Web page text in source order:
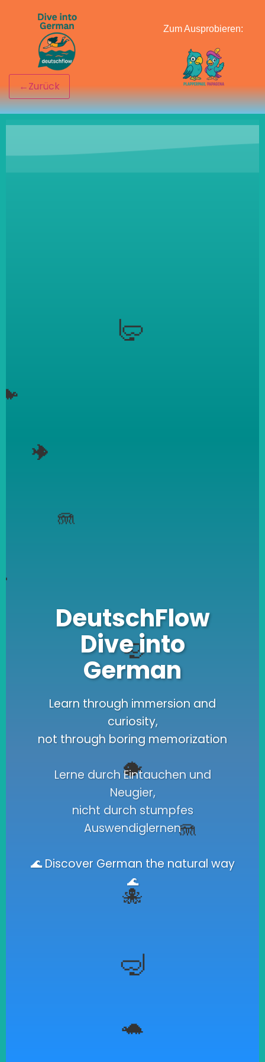
Zum Ausprobieren:
🤿
🤿
🐠
🐡
🦈
🐙
🐢
🐢
🪼
🪼
DeutschFlow
Dive into
German
Learn through immersion and
curiosity,
not through boring memorization
Lerne durch Eintauchen und
Neugier,
nicht durch stumpfes
Auswendiglernen
🌊 Discover German the natural way
🌊